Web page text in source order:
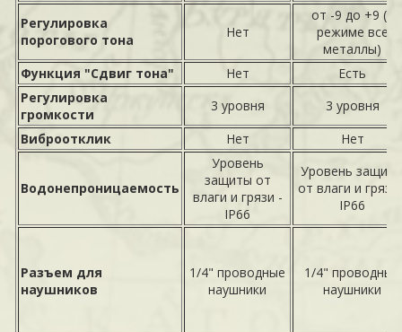
Регулировка
порогового тона
Нет
от -9 до +9 (в
режиме все
металлы)
Функция "Сдвиг тона"
Нет
Есть
Регулировка
громкости
3 уровня
3 уровня
Виброотклик
Нет Нет
Водонепроницаемость
Уровень
защиты от
влаги и грязи -
IP66
Уровень
от влаги и грязи
IP66
Разъем для
наушников
1/4" проводные
наушники
1/4" проводные
наушники